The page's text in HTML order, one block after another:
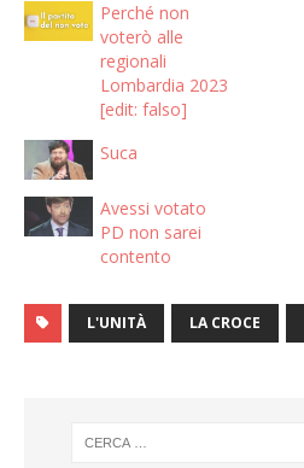
Perché non
voterò alle
regionali
Lombardia 2023
[edit: falso]
Suca
Avessi votato
PD non sarei
contento
L'UNITÀ LA CROCE